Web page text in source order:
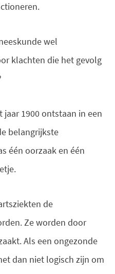
wel
klachten die het gevolg
jaar 1900 ontstaan in een
belangrijkste
één oorzaak en één
de
Ze worden door
Als een ongezonde
dan niet logisch zijn om